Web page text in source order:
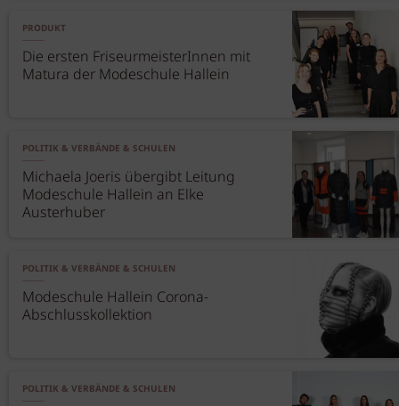
PRODUKT
Die ersten FriseurmeisterInnen mit
Matura der Modeschule Hallein
POLITIK & VERBÄNDE & SCHULEN
Michaela Joeris übergibt Leitung
Modeschule Hallein an Elke
Austerhuber
POLITIK & VERBÄNDE & SCHULEN
Modeschule Hallein Corona-
Abschlusskollektion
POLITIK & VERBÄNDE & SCHULEN